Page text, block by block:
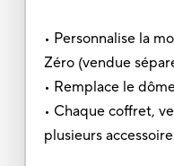
• Personnalise la
Zéro (vendue
• Remplace le
• Chaque coffret,
plusieurs